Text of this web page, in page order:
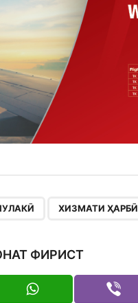
ХИЗМАТИ ҲАРБӢ
ФИРИСТ